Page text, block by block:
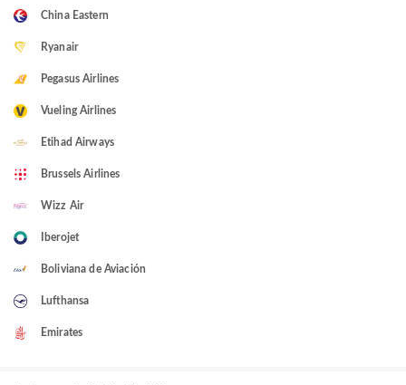
China Eastern
Ryanair
Pegasus Airlines
Vueling Airlines
Etihad Airways
Brussels Airlines
Wizz Air
Iberojet
Boliviana de Aviación
Lufthansa
Emirates